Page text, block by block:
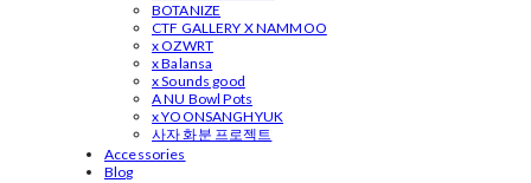
BOTANIZE
CTF GALLERY X NAMMOO
x OZWRT
x Balansa
x Sounds good
A NU Bowl Pots
x YOONSANGHYUK
사자 화분 프로젝트
Accessories
Blog